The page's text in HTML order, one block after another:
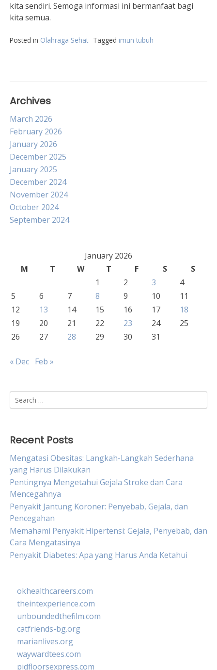
kita sendiri. Semoga informasi ini bermanfaat bagi
kita semua.
Posted in Olahraga Sehat Tagged imun tubuh
Archives
March 2026
February 2026
January 2026
December 2025
January 2025
December 2024
November 2024
October 2024
September 2024
January 2026
M
T W T F S
S
1
2 3
4
5
6 7 8 9 10
11
12
13 14 15 16 17
18
19
20 21 22 23 24
25
26
27 28 29 30 31
« Dec Feb »
Search
for:
Recent Posts
Mengatasi Obesitas: Langkah-Langkah Sederhana
yang Harus Dilakukan
Pentingnya Mengetahui Gejala Stroke dan Cara
Mencegahnya
Penyakit Jantung Koroner: Penyebab, Gejala, dan
Pencegahan
Memahami Penyakit Hipertensi: Gejala, Penyebab, dan
Cara Mengatasinya
Penyakit Diabetes: Apa yang Harus Anda Ketahui
okhealthcareers.com
theintexperience.com
unboundedthefilm.com
catfriends-bg.org
marianlives.org
waywardtees.com
pidfloorsexpress.com